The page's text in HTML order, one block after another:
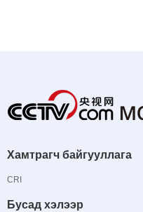
Хамтрагч байгууллага
CRI
Бусад хэлээр